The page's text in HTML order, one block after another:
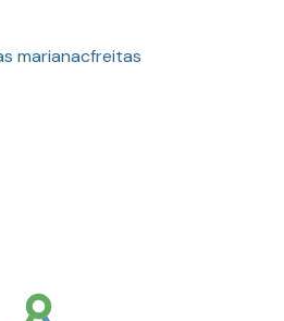
marianacfreitas